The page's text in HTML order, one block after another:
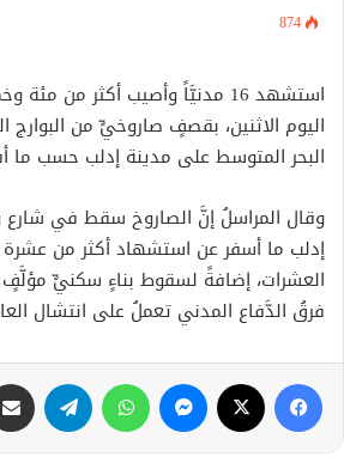
874
استشهد 16 مدنيَّاً وأصيب أكثر من
اليوم الاثنين، بقصفٍ صاروخيٍّ من البوارج
البحر المتوسط على مدينة إدلب حسب ما
وقال المراسلُ إنَّ الصاروخ سقط في شارع
إدلب ما أسفر عن استشهاد أكثر من عشرة
فرقُ الدَّفاع المدني تعملُ على انتشال
فيسبوك ماسنجر واتساب تيلقرام